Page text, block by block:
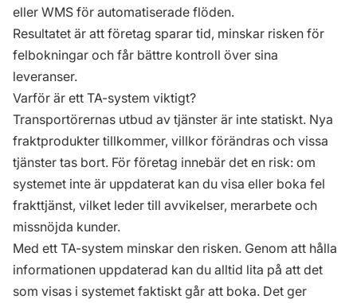
eller WMS för automatiserade flöden.
Resultatet är att företag sparar tid, minskar risken för
felbokningar och får bättre kontroll över sina
leveranser.
Varför är ett TA-system viktigt?
Transportörernas utbud av tjänster är inte statiskt. Nya
fraktprodukter tillkommer, villkor förändras och vissa
tjänster tas bort. För företag innebär det en risk: om
systemet inte är uppdaterat kan du visa eller boka fel
frakttjänst, vilket leder till avvikelser, merarbete och
missnöjda kunder.
Med ett TA-system minskar den risken. Genom att hålla
informationen uppdaterad kan du alltid lita på att det
som visas i systemet faktiskt går att boka. Det ger